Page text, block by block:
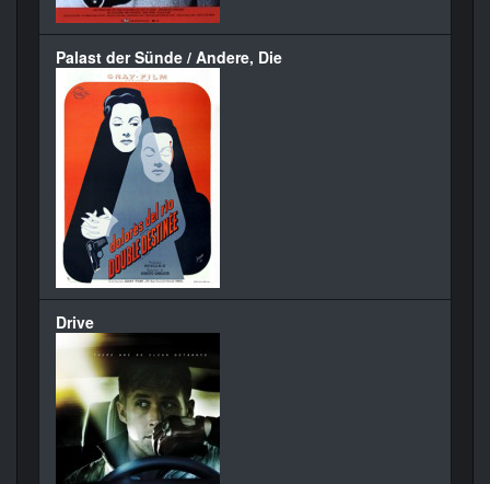
Palast der Sünde / Andere, Die
Drive